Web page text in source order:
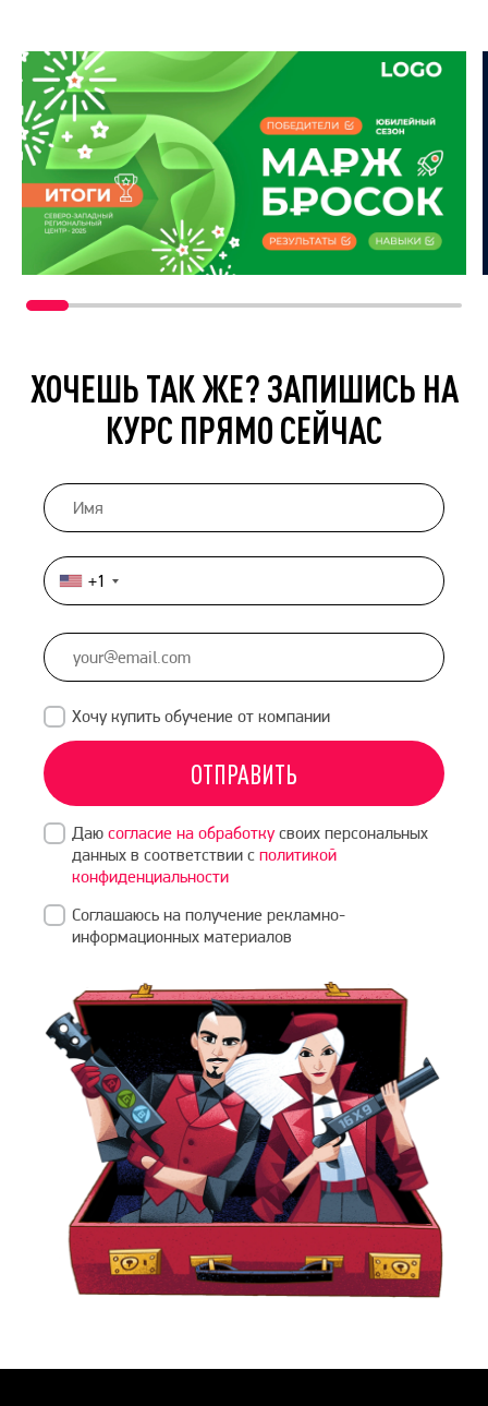
ХОЧЕШЬ ТАК ЖЕ? ЗАПИШИСЬ НА
КУРС ПРЯМО СЕЙЧАС
United
States
+1
+1
Хочу купить обучение от компании
ОТПРАВИТЬ
Даю согласие на обработкусвоих персональных
данных в соответствии с политикой
конфиденциальности
Соглашаюсь на получение рекламно-
информационных материалов